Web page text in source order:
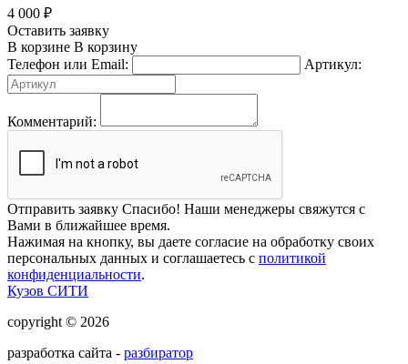
4 000 ₽
Оставить заявку
В корзине В корзину
Телефон или Email:
Артикул:
Комментарий:
Отправить заявку Спасибо! Наши менеджеры свяжутся с
Вами в ближайшее время.
Нажимая на кнопку, вы даете согласие на обработку своих
персональных данных и соглашаетесь с политикой
конфиденциальности.
Кузов СИТИ
copyright © 2026
разработка сайта - разбиратор